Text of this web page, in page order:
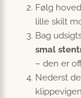
Følg
lille skilt
Bag
smal
– den er
Nederst